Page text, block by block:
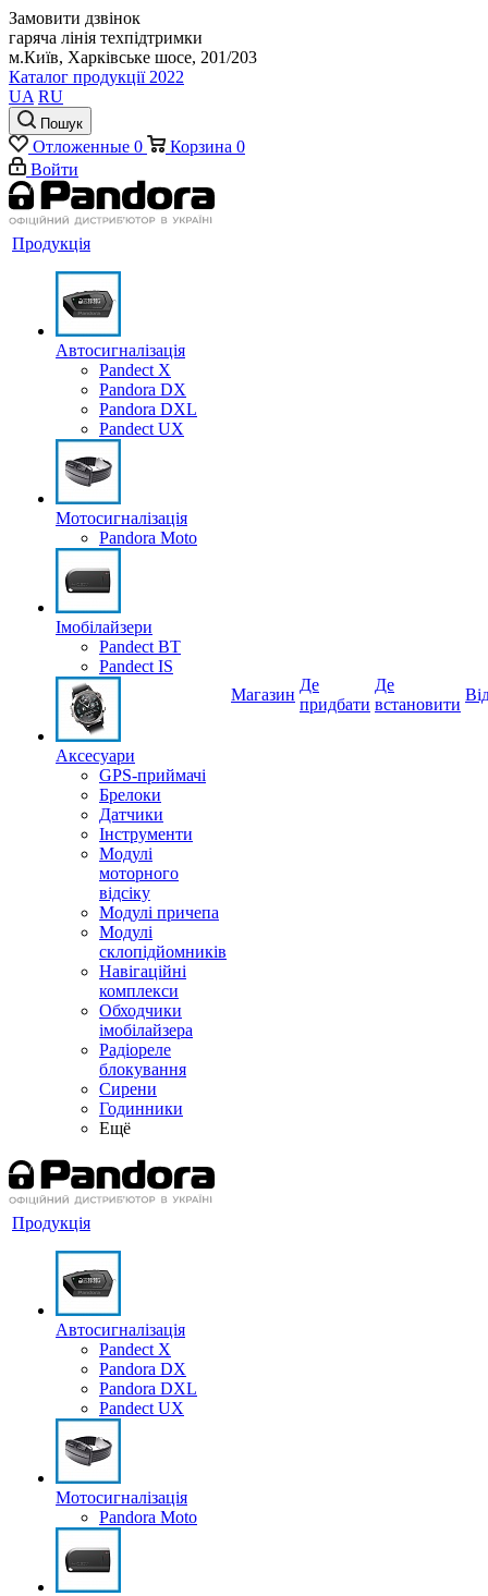
Замовити дзвінок
гаряча лінія техпідтримки
м.Київ, Харківське шосе, 201/203
Каталог продукції 2022
UA RU
Пошук
Отложенные 0 Корзина 0
Войти
Продукція
Автосигналізація
Pandect X
Pandora DX
Pandora DXL
Pandect UX
Мотосигналізація
Pandora Moto
Імобілайзери
Pandect BT
Pandect IS
Аксесуари
GPS-приймачі
Брелоки
Датчики
Інструменти
Модулі
моторного
відсіку
Модулі причепа
Модулі
склопідйомників
Навігаційні
комплекси
Обходчики
імобілайзера
Радіореле
блокування
Сирени
Годинники
Ещё
Магазин
Де
придбати
Де
встановити
Продукція
Автосигналізація
Pandect X
Pandora DX
Pandora DXL
Pandect UX
Мотосигналізація
Pandora Moto